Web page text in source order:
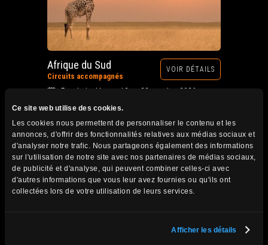
Ce site web utilise des cookies.
Les cookies nous permettent de personnaliser le contenu et les
annonces, d'offrir des fonctionnalités relatives aux médias sociaux et
d'analyser notre trafic. Nous partageons également des informations
sur l'utilisation de notre site avec nos partenaires de médias sociaux,
de publicité et d'analyse, qui peuvent combiner celles-ci avec
d'autres informations que vous leur avez fournies ou qu'ils ont
collectées lors de votre utilisation de leurs services.
Afficher les détails
Afrique du Sud
Circuits accompagnés
VOIR DÉTAILS
Prochain départ : 12 au 28 octobre 2026